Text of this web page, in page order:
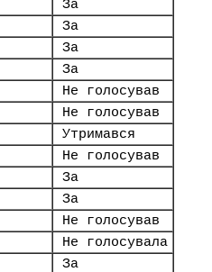
За
За
За
За
Не голосував
Не голосував
Утримався
Не голосував
За
За
Не голосував
Не голосувала
За